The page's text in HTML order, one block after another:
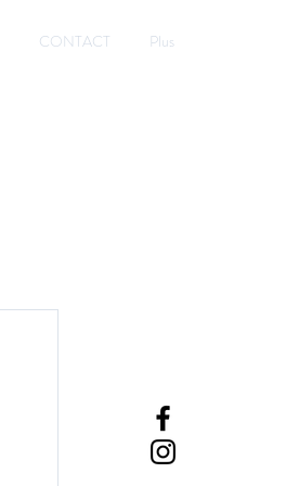
CONTACT Plus